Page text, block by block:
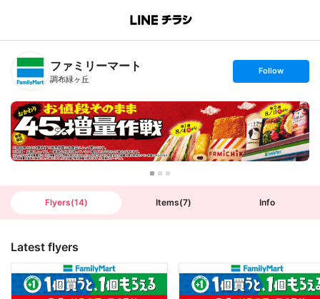
B
n
T
ファミリーマート
調布緑ヶ丘
s
t
o
l
l
o
w
Follow
Flyers(14) Items(7) Info
Latest flyers